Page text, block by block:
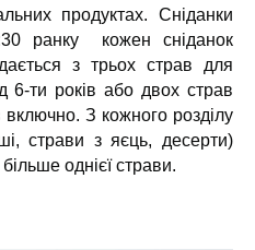
продуктах. Сніданки
ранку кожен сніданок
з трьох страв для
6-ти років або двох страв
включно. З кожного розділу
страви з яєць, десерти)
однієї страви.